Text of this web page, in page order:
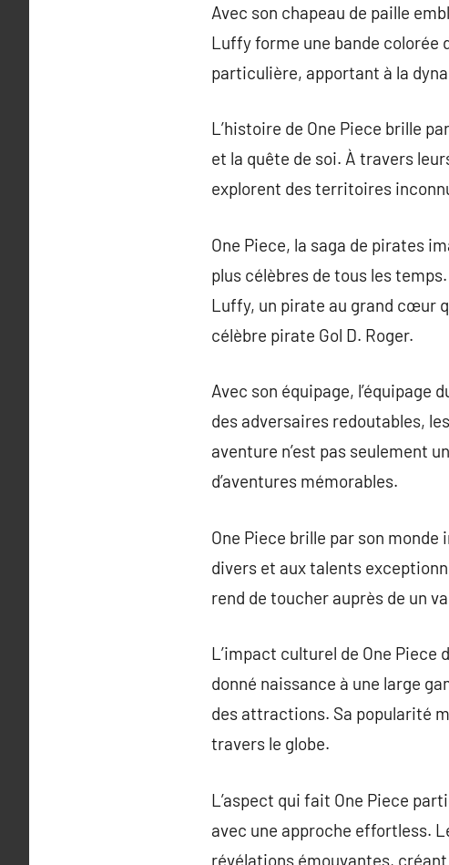
Avec son chapeau de paille
Luffy forme une bande colorée
particulière, apportant à la
L’histoire de One Piece brille
et la quête de soi. À travers
explorent des territoires
One Piece, la saga de pirates
plus célèbres de tous les
Luffy, un pirate au grand cœur
célèbre pirate Gol D. Roger.
Avec son équipage, l’équipage
des adversaires redoutables,
aventure n’est pas seulement
d’aventures mémorables.
One Piece brille par son
divers et aux talents
rend de toucher auprès de un
L’impact culturel de One
donné naissance à une large
des attractions. Sa popularité
travers le globe.
L’aspect qui fait One Piece
avec une approche effortless.
révélations émouvantes,